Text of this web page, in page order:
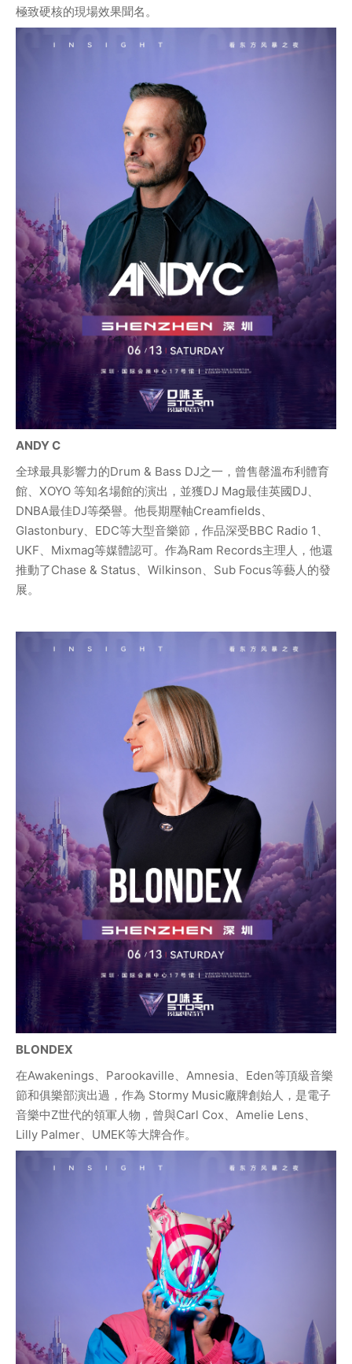
極致硬核的現場效果聞名。
ANDY C
全球最具影響力的Drum & Bass DJ之一，曾售罄溫布利體育
館、XOYO 等知名場館的演出，並獲DJ Mag最佳英國DJ、
DNBA最佳DJ等榮譽。他長期壓軸Creamfields、
Glastonbury、EDC等大型音樂節，作品深受BBC Radio 1、
UKF、Mixmag等媒體認可。作為Ram Records主理人，他還
推動了Chase & Status、Wilkinson、Sub Focus等藝人的發
展。
BLONDEX
在Awakenings、Parookaville、Amnesia、Eden等頂級音樂
節和俱樂部演出過，作為 Stormy Music廠牌創始人，是電子
音樂中Z世代的領軍人物，曾與Carl Cox、Amelie Lens、
Lilly Palmer、UMEK等大牌合作。